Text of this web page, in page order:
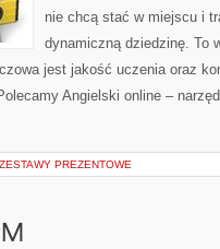
nie chcą stać w miejscu i
dynamiczną dziedzinę. To
jest jakość uczenia oraz
Angielski online –
PREZENTOWE